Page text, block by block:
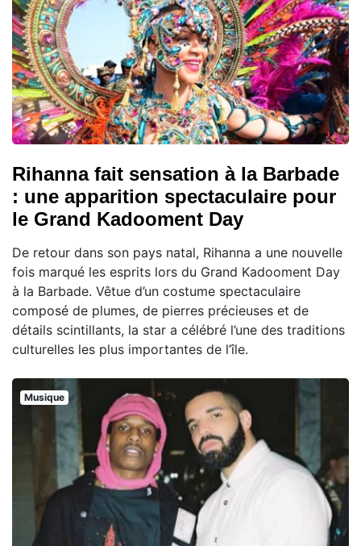
Rihanna fait sensation à la Barbade
: une apparition spectaculaire pour
le Grand Kadooment Day
De retour dans son pays natal, Rihanna a une nouvelle
fois marqué les esprits lors du Grand Kadooment Day
à la Barbade. Vêtue d’un costume spectaculaire
composé de plumes, de pierres précieuses et de
détails scintillants, la star a célébré l’une des traditions
culturelles les plus importantes de l’île.
Musique